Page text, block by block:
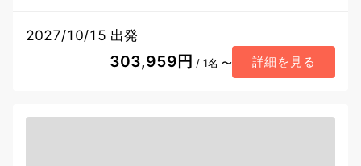
2027/10/15 出発
303,959円 / 1名 〜 詳細を見る